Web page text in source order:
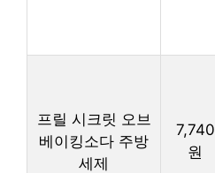
프릴 시크릿 오브
베이킹소다 주방
세제
7,740
원